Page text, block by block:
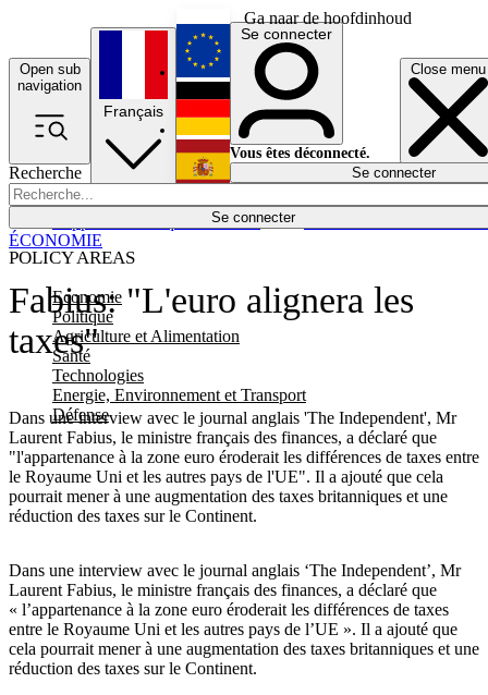
Ga naar de hoofdinhoud
Open sub
navigation
Close menu
Recherche
Se connecter
POLICY AREAS
Economie
Politique
Agriculture et Alimentation
Santé
Technologies
Energie, Environnement et Transport
Défense
Économie
Français
English
Deutsch
Español
Se connecter
Vous êtes déconnecté.
Se connecter
Fabius: "L'euro alignera les
taxes"
Dans une interview avec le journal anglais 'The Independent', Mr
Laurent Fabius, le ministre français des finances, a déclaré que
"l'appartenance à la zone euro éroderait les différences de taxes entre
le Royaume Uni et les autres pays de l'UE". Il a ajouté que cela
pourrait mener à une augmentation des taxes britanniques et une
réduction des taxes sur le Continent.
ÉCONOMIE
Dans une interview avec le journal anglais ‘The Independent’, Mr
Laurent Fabius, le ministre français des finances, a déclaré que
« l’appartenance à la zone euro éroderait les différences de taxes
entre le Royaume Uni et les autres pays de l’UE ». Il a ajouté que
cela pourrait mener à une augmentation des taxes britanniques et une
réduction des taxes sur le Continent.